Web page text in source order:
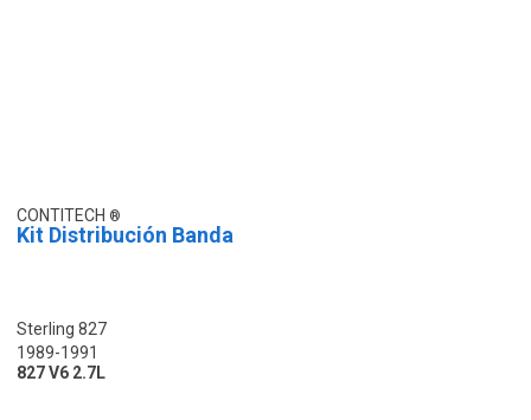
CONTITECH
Kit Distribución Banda
Sterling 827
1989-1991
827 V6 2.7L